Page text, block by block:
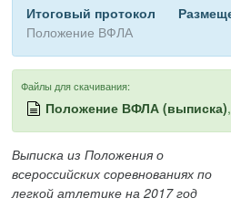
Итоговый протокол
Положение ВФЛА
Файлы для скачивания:
Положение ВФЛА (выписка)
Выписка из Положения о
всероссийских соревнованиях по
легкой атлетике на 2017 год